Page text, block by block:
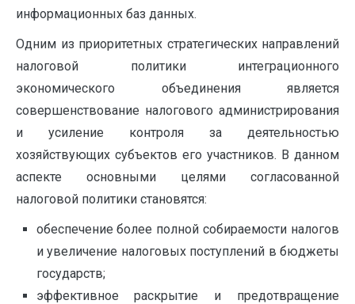
информационных баз данных.
Одним из приоритетных стратегических направлений
налоговой политики интеграционного
экономического объединения является
совершенствование налогового администрирования
и усиление контроля за деятельностью
хозяйствующих субъектов его участников. В данном
аспекте основными целями согласованной
налоговой политики становятся:
обеспечение более полной собираемости налогов
и увеличение налоговых поступлений в бюджеты
государств;
эффективное раскрытие и предотвращение